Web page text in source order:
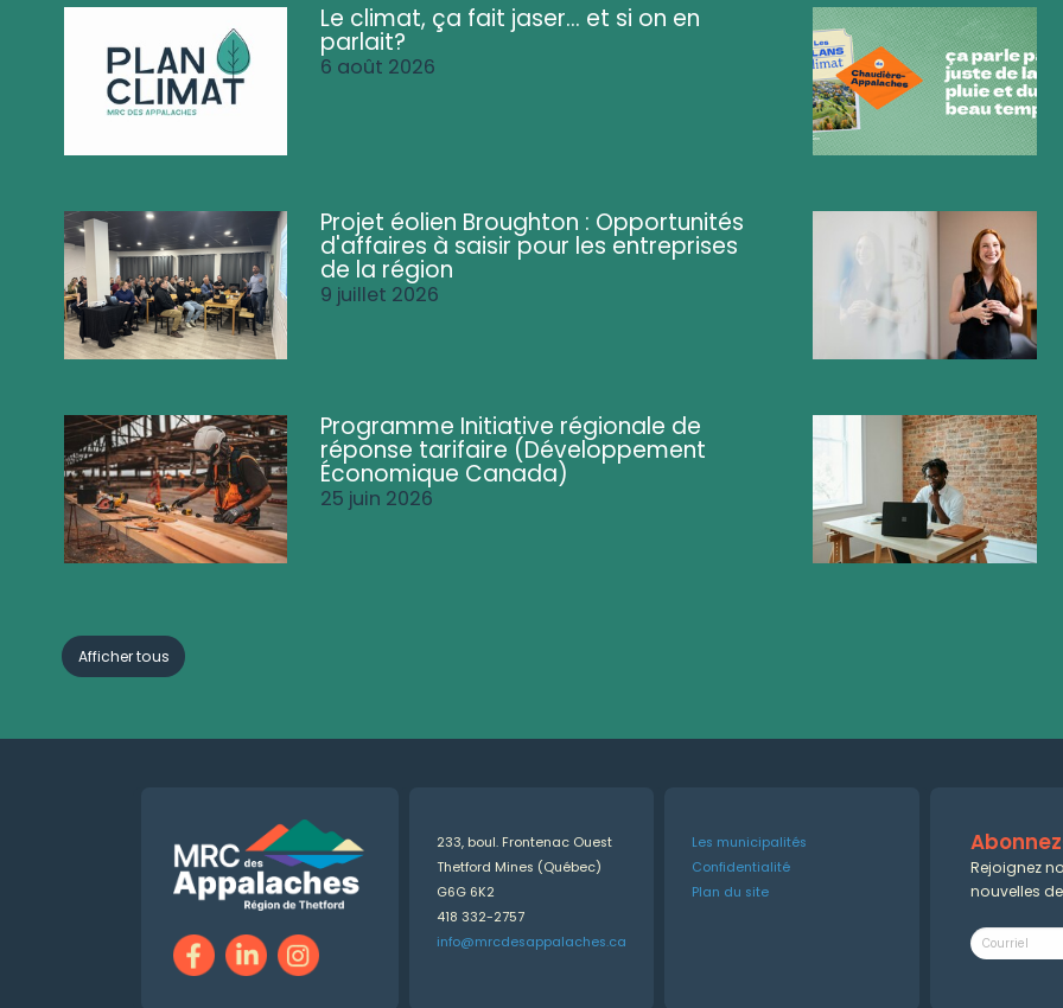
Le climat, ça fait jaser... et si on en
parlait?
6 août 2026
Projet éolien Broughton : Opportunités
d'affaires à saisir pour les entreprises
de la région
9 juillet 2026
Programme Initiative régionale de
réponse tarifaire (Développement
Économique Canada)
25 juin 2026
Afficher tous
233, boul. Frontenac Ouest
Thetford Mines (Québec)
G6G 6K2
418 332-2757
info@mrcdesappalaches.ca
Les municipalités
Confidentialité
Plan du site
Rejoignez
nouvelles